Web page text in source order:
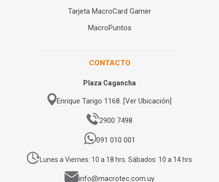
Tarjeta MacroCard Gamer
MacroPuntos
CONTACTO
Plaza Cagancha
Enrique Tarigo 1168. [Ver Ubicación]
2900 7498
091 010 001
Lunes a Viernes: 10 a 18 hrs. Sábados: 10 a 14 hrs
info@macrotec.com.uy